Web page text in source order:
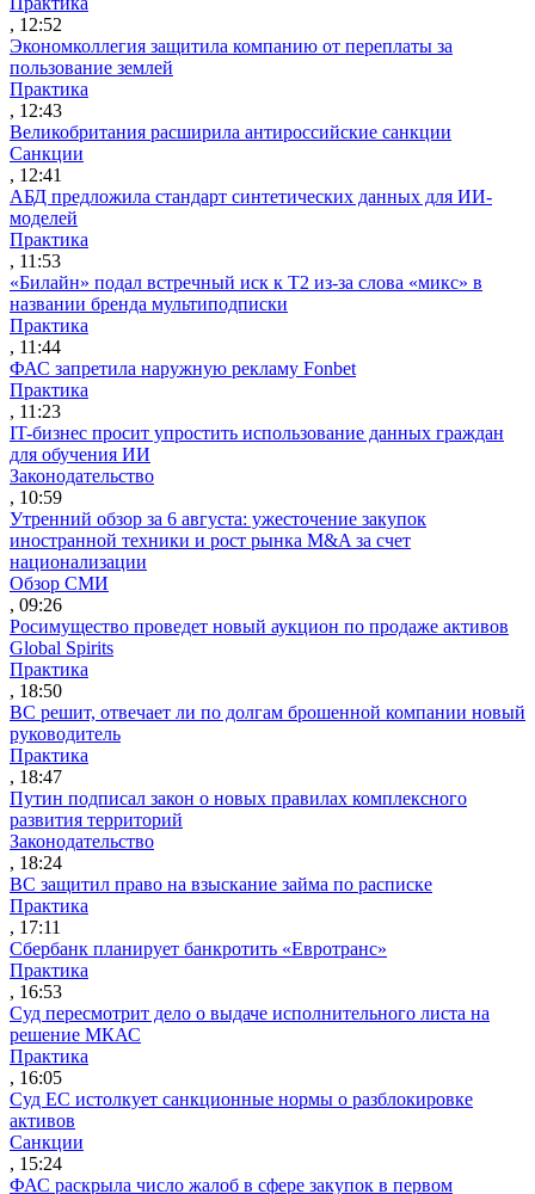
, 12:52
Экономколлегия защитила компанию от переплаты за
пользование землей
Практика
, 12:43
Великобритания расширила антироссийские санкции
Санкции
, 12:41
АБД предложила стандарт синтетических данных для ИИ-
моделей
Практика
, 11:53
«Билайн» подал встречный иск к Т2 из-за слова «микс» в
названии бренда мультиподписки
Практика
, 11:44
ФАС запретила наружную рекламу Fonbet
Практика
, 11:23
IT-бизнес просит упростить использование данных граждан
для обучения ИИ
Законодательство
, 10:59
Утренний обзор за 6 августа: ужесточение закупок
иностранной техники и рост рынка M&A за счет
национализации
Обзор СМИ
, 09:26
Росимущество проведет новый аукцион по продаже активов
Global Spirits
Практика
, 18:50
ВС решит, отвечает ли по долгам брошенной компании новый
руководитель
Практика
, 18:47
Путин подписал закон о новых правилах комплексного
развития территорий
Законодательство
, 18:24
ВС защитил право на взыскание займа по расписке
Практика
, 17:11
Сбербанк планирует банкротить «Евротранс»
Практика
, 16:53
Суд пересмотрит дело о выдаче исполнительного листа на
решение МКАС
Практика
, 16:05
Суд ЕС истолкует санкционные нормы о разблокировке
активов
Санкции
, 15:24
ФАС раскрыла число жалоб в сфере закупок в первом